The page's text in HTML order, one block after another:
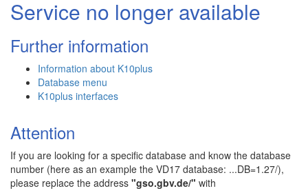
Service no longer available
Further information
Information about K10plus
Database menu
K10plus interfaces
Attention
If you are looking for a specific database and know the database
number (here as an example the VD17 database: ...DB=1.27/),
please replace the address "gso.gbv.de/" with